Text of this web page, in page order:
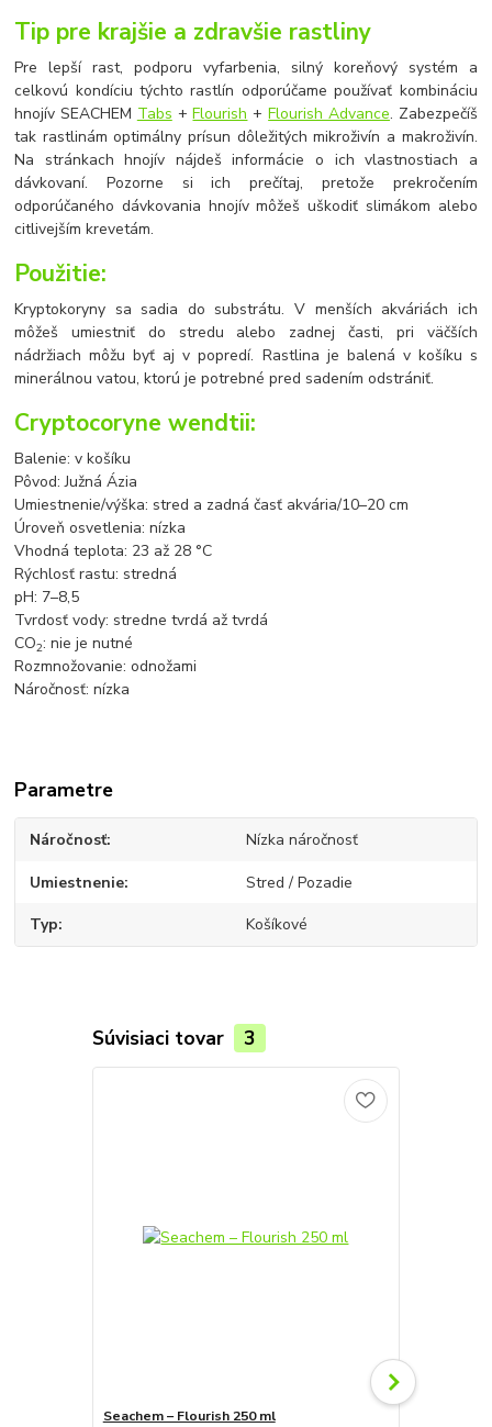
Tip pre krajšie a zdravšie rastliny
Pre lepší rast, podporu vyfarbenia, silný koreňový systém a
celkovú kondíciu týchto rastlín odporúčame používať kombináciu
hnojív SEACHEM Tabs +Flourish +Flourish Advance. Zabezpečíš
tak rastlinám optimálny prísun dôležitých mikroživín a makroživín.
Na stránkach hnojív nájdeš informácie o ich vlastnostiach a
dávkovaní. Pozorne si ich prečítaj, pretože prekročením
odporúčaného dávkovania hnojív môžeš uškodiť slimákom alebo
citlivejším krevetám.
Použitie:
Kryptokoryny sa sadia do substrátu. V menších akváriách ich
môžeš umiestniť do stredu alebo zadnej časti, pri väčších
nádržiach môžu byť aj v popredí. Rastlina je balená v košíku s
minerálnou vatou, ktorú je potrebné pred sadením odstrániť.
Cryptocoryne wendtii:
Balenie: v košíku
Pôvod: Južná Ázia
Umiestnenie/výška: stred a zadná časť akvária/10–20 cm
Úroveň osvetlenia: nízka
Vhodná teplota: 23 až 28 °C
Rýchlosť rastu: stredná
pH: 7–8,5
Tvrdosť vody: stredne tvrdá až tvrdá
CO2: nie je nutné
Rozmnožovanie: odnožami
Náročnosť: nízka
Parametre
Náročnosť Nízka náročnosť
Umiestnenie Stred / Pozadie
Typ Košíkové
Súvisiaci tovar 3
Seachem – Flourish 250 ml